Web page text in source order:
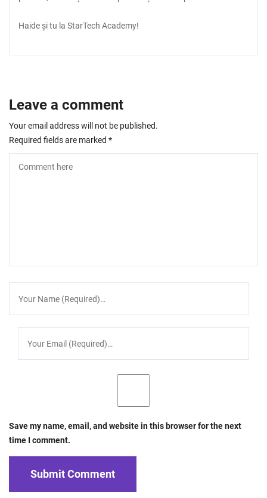
Haide și tu la StarTech Academy!
Leave a comment
Your email address will not be published.
Required fields are marked *
Save my name, email, and website in this browser for the next
time I comment.